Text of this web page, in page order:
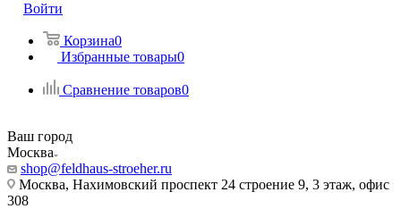
Войти
Корзина0
Избранные товары0
Сравнение товаров0
Ваш город
Москва
shop@feldhaus-stroeher.ru
Москва, Нахимовский проспект 24 строение 9, 3 этаж, офис
308